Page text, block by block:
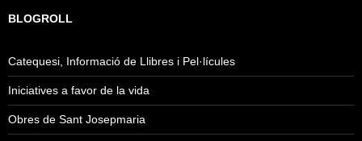
BLOGROLL
Catequesi, Informació de Llibres i Pel·lícules
Iniciatives a favor de la vida
Obres de Sant Josepmaria